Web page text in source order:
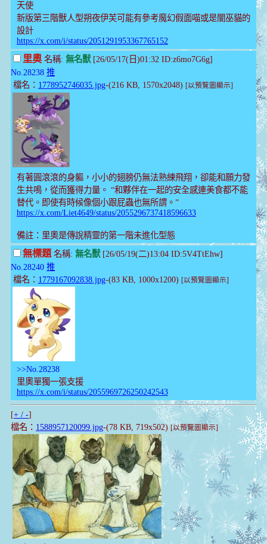
天使
新版第三階獸人型朔夜伊芙可能有參考魔幻假面喵或是闇巫貓的
設計
https://x.com/i/status/2051291953367765152
里奧 名稱: 無名獸[26/05/17(日)01:32 ID:z6mo7G6g]
No.28238 推
檔名： 1778952746035.jpg-(216 KB, 1570x2048) [以預覽圖顯示]
有著圓滾滾的身軀，小小的翅膀仍無法熟練飛翔，卻能和願力發
生共鳴，從而獲得力量。 “和夥伴在一起的安全感連美食都不能
替代。即使有時候像個小跟屁蟲也無所謂。”
https://x.com/Liet4649/status/2055296737418596633
備註：里奧是傳說精靈的第一階未進化型態
無標題名稱: 無名獸[26/05/19(二)13:04 ID:5V4TtEhw]
No.28240 推
檔名： 1779167092838.jpg-(83 KB, 1000x1200) [以預覽圖顯示]
>>No.28238
里奧單獨一張支援
https://x.com/i/status/2055969726250242543
[+ / -]
檔名： 1588957120099.jpg-(78 KB, 719x502)[以預覽圖顯示]